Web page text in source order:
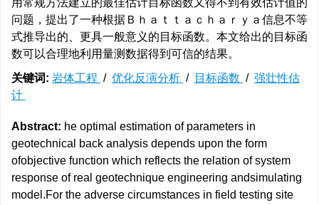
用常规方法建立的最佳估计目标函数又得不到有效估计值的
问题，提出了一种根据Ｂｈａｔｔａｃｈａｒｙａ信息不等
式推导出的、更具一般意义的目标函数。本文给出的目标函
数可以合理地利用量测数据得到可信的结果。
关键词: 岩体工程 / 优化反演分析 / 目标函数 / 强壮性估
计
Abstract: he optimal estimation of parameters in
geotechnical back analysis depends upon the form
ofobjective function which reflects the relation of system
response of real geotechnique engineering andsimulating
model.For the adverse circumstances in field testing site